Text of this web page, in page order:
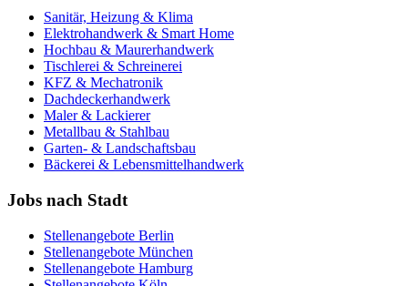
Sanitär, Heizung & Klima
Elektrohandwerk & Smart Home
Hochbau & Maurerhandwerk
Tischlerei & Schreinerei
KFZ & Mechatronik
Dachdeckerhandwerk
Maler & Lackierer
Metallbau & Stahlbau
Garten- & Landschaftsbau
Bäckerei & Lebensmittelhandwerk
Jobs nach Stadt
Stellenangebote Berlin
Stellenangebote München
Stellenangebote Hamburg